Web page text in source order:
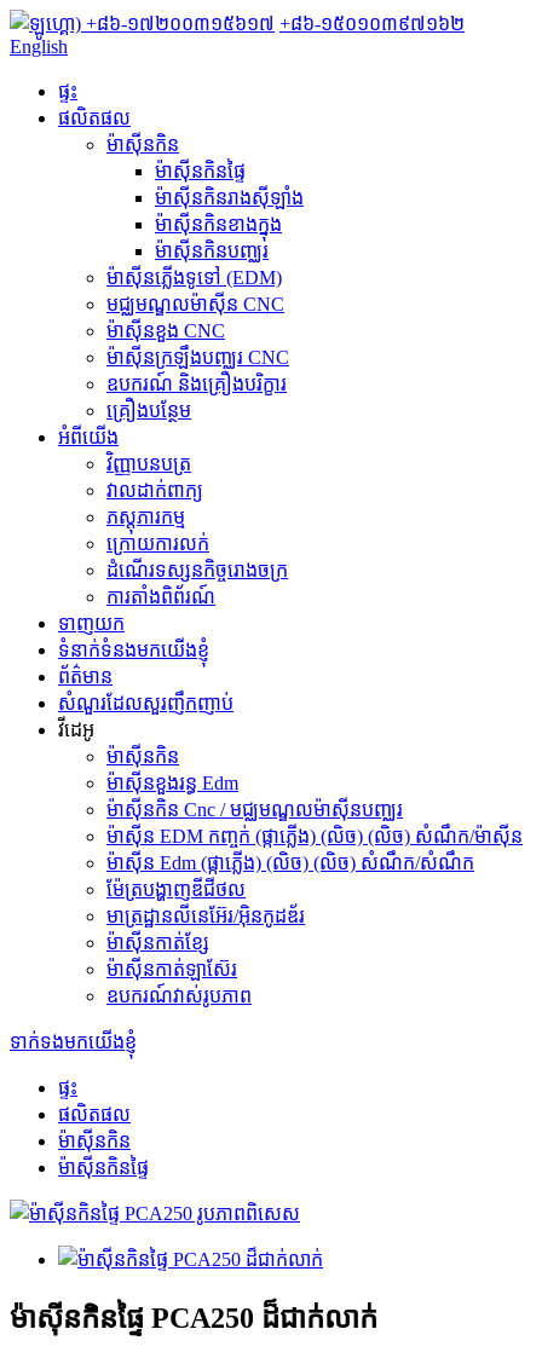
+៨៦-១៧២០០៣១៥៦១៧ +៨៦-១៥០១០៣៩៧១៦២
English
ផ្ទះ
ផលិតផល
ម៉ាស៊ីនកិន
ម៉ាស៊ីនកិនផ្ទៃ
ម៉ាស៊ីនកិនរាងស៊ីឡាំង
ម៉ាស៊ីនកិនខាងក្នុង
ម៉ាស៊ីនកិនបញ្ឈរ
ម៉ាស៊ីនភ្លើងទូទៅ (EDM)
មជ្ឈមណ្ឌលម៉ាស៊ីន CNC
ម៉ាស៊ីនខួង CNC
ម៉ាស៊ីនក្រឡឹងបញ្ឈរ CNC
ឧបករណ៍ និង​គ្រឿង​បរិក្ខារ
គ្រឿងបន្ថែម
អំពីយើង
វិញ្ញាបនបត្រ
វាលដាក់ពាក្យ
ភស្តុភារកម្ម
ក្រោយការលក់
ដំណើរទស្សនកិច្ចរោងចក្រ
ការតាំងពិព័រណ៍
ទាញយក
ទំនាក់ទំនងមកយើងខ្ញុំ
ព័ត៌មាន
សំណួរដែលសួរញឹកញាប់
វីដេអូ
ម៉ាស៊ីនកិន
ម៉ាស៊ីនខួងរន្ធ Edm
ម៉ាស៊ីនកិន Cnc / មជ្ឈមណ្ឌលម៉ាស៊ីនបញ្ឈរ
ម៉ាស៊ីន EDM កញ្ចក់ (ផ្កាភ្លើង) (លិច) (លិច) សំណឹក/ម៉ាស៊ីន
ម៉ាស៊ីន Edm (ផ្កាភ្លើង) (លិច) (លិច) សំណឹក/សំណឹក
ម៉ែត្របង្ហាញឌីជីថល
មាត្រដ្ឋានលីនេអ៊ែរ/អ៊ិនកូដឌ័រ
ម៉ាស៊ីនកាត់ខ្សែ
ម៉ាស៊ីនកាត់ឡាស៊ែរ
ឧបករណ៍វាស់រូបភាព
ទាក់ទងមកយើងខ្ញុំ
ផ្ទះ
ផលិតផល
ម៉ាស៊ីនកិន
ម៉ាស៊ីនកិនផ្ទៃ
ម៉ាស៊ីនកិនផ្ទៃ PCA250 ដ៏ជាក់លាក់